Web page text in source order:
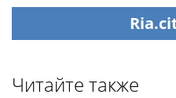
Читайте также